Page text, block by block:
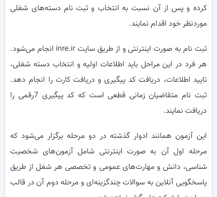
کرده و پس از آن نسبت به انتخاب و ثبت‌ نام دسته‌های شغلی
موردنظر خود اقدام نمایند.
ثبت نام به صورت اینترنتی و از طریق سایت inre.ir انجام می‌شود.
هر فرد در این مراحل باید اطلاعات اولیه و انتخاب دسته شغلی،
تایید اطلاعات، دریافت کد پیگیری و دریافت کارت را انجام دهد.
ثبت نام متقاضیان زمانی قطعی است که کد پیگیری 7رقمی را
دریافت نمایند.
این آزمون همانند ادوار گذشته در دو مرحله برگزار می‌شود که
مرحله اول آن به صورت اینترنتی شامل آزمون‌های شخصیت
شناسی، دانش و مهارت‌‌های عمومی و تخصصی هر شغل از طریق
پاسخگویی آنلاین به سوالات چندگزینه‌ای و مرحله دوم آن در قالب